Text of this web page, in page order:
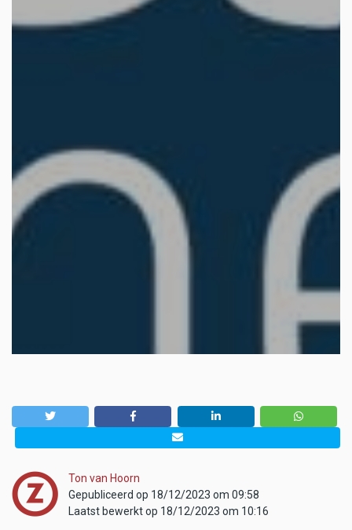
Ton van Hoorn
Gepubliceerd op 18/12/2023 om 09:58
Laatst bewerkt op 18/12/2023 om 10:16